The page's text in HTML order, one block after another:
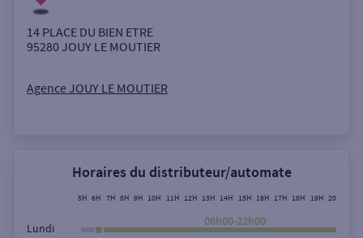
Rechercher
14 PLACE DU BIEN ETRE
95280JOUY LE MOUTIER
Agence JOUY LE MOUTIER
Horaires du distributeur/automate
5H 6H 7H 8H 9H 10H 11H 12H 13H 14H 15H 16H 17H 18H 19H 20H
Lundi
06h00-22h00